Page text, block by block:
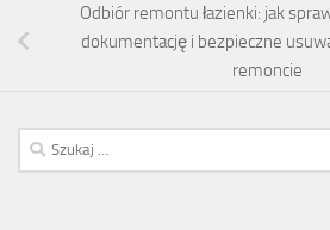
Odbiór remontu łazienki: jak
dokumentację i bezpieczne
remoncie
Szukaj: